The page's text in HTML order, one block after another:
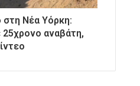
στη Νέα Υόρκη:
αναβάτη,